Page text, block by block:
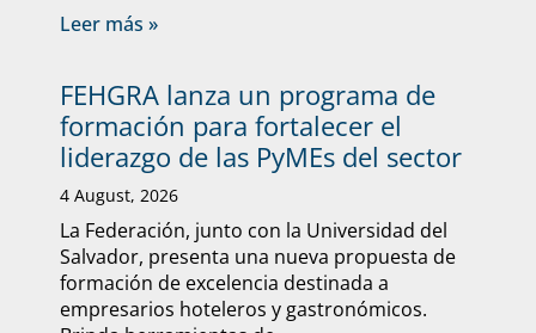
Leer más »
FEHGRA lanza un programa de
formación para fortalecer el
liderazgo de las PyMEs del sector
4 August, 2026
La Federación, junto con la Universidad del
Salvador, presenta una nueva propuesta de
formación de excelencia destinada a
empresarios hoteleros y gastronómicos.